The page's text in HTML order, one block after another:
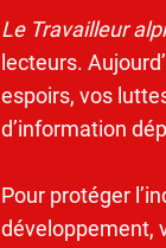
Le Travailleur
lecteurs.
espoirs, vos
d’information
Pour protéger
développement,